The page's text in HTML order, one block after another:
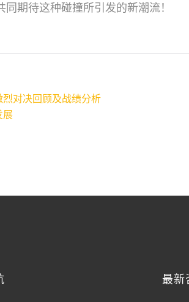
期待这种碰撞所引发的新潮流！
对决回顾及战绩分析
展
最新